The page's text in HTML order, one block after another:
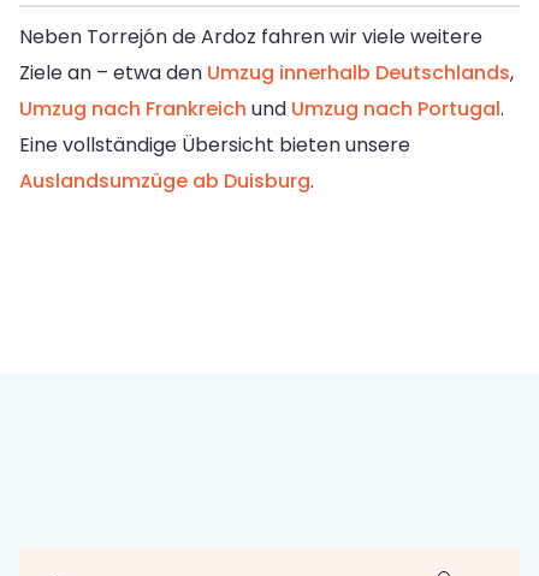
Neben Torrejón de Ardoz fahren wir viele weitere
Ziele an – etwa den Umzug innerhalb Deutschlands,
Umzug nach Frankreich und Umzug nach Portugal.
Eine vollständige Übersicht bieten unsere
Auslandsumzüge ab Duisburg.